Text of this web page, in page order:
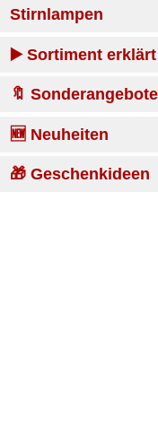
Stirnlampen
▶️ Sortiment erklärt
🔖 Sonderangebote
🆕 Neuheiten
🎁 Geschenkideen